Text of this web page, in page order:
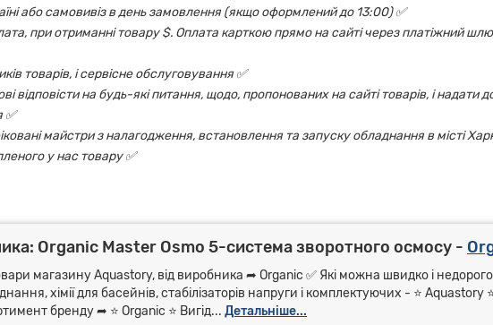
або самовивіз в день замовлення (якщо оформлений до 13:00) ✅
при отриманні товару $. Оплата карткою прямо на сайті через платіжний
товарів, і сервісне обслуговування ✅
відповісти на будь-які питання, щодо, пропонованих на сайті товарів, і надати
✅
майстри з налагодження, встановлення та запуску обладнання в місті
у нас товару ✅
Organic Master Osmo 5-система зворотного осмосу -
магазину Aquastory, від виробника ➦ Organic ✅ Які можна швидко і
хімії для басейнів, стабілізаторів напруги і комплектуючих - ⭐
бренду ➦ ⭐ Organic ⭐ Вигід... Детальніше...